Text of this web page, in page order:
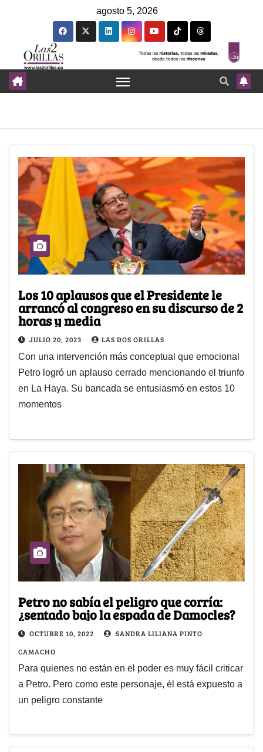
agosto 5, 2026
Los 10 aplausos que el Presidente le
arrancó al congreso en su discurso de 2
horas y media
JULIO 20, 2023 LAS DOS ORILLAS
Con una intervención más conceptual que emocional
Petro logró un aplauso cerrado mencionando el triunfo
en La Haya. Su bancada se entusiasmó en estos 10
momentos
Petro no sabía el peligro que corría:
¿sentado bajo la espada de Damocles?
OCTUBRE 10, 2022
SANDRA LILIANA PINTO
CAMACHO
Para quienes no están en el poder es muy fácil criticar
a Petro. Pero como este personaje, él está expuesto a
un peligro constante